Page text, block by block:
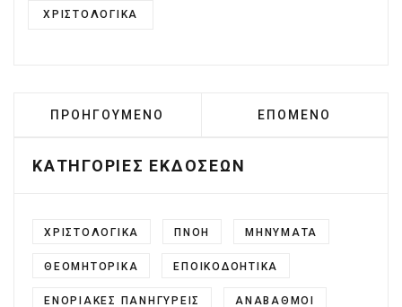
ΧΡΙΣΤΟΛΟΓΙΚΑ
ΠΡΟΗΓΟΎΜΕΝΟ ΆΡΘΡΟ: ΤΟ ΘΕΙΟΝ ΠΑΘΟΣ
ΠΡΟΗΓΟΎΜΕΝΟ ΕΠΌΜΕΝΟ ΆΡΘΡΟ:
ΕΠΌΜΕΝΟ
ΚΑΤΗΓΟΡΙΕΣ ΕΚΔΟΣΕΩΝ
ΧΡΙΣΤΟΛΟΓΙΚΑ ΠΝΟΗ ΜΗΝΥΜΑΤΑ
ΘΕΟΜΗΤΟΡΙΚΑ ΕΠΟΙΚΟΔΟΗΤΙΚΑ
ΕΝΟΡΙΑΚΕΣ ΠΑΝΗΓΥΡΕΙΣ ΑΝΑΒΑΘΜΟΙ